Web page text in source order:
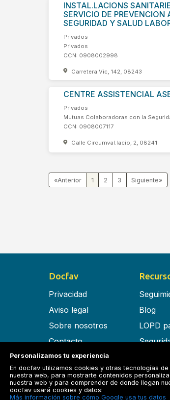
INSTAL.LACIONS
SERVICIO DE PREVENCION
SEGURIDAD Y SALUD
Privados
Privados
CCN: 0908002998
Carretera Vic, 142, 08243
CENTRE ASSISTENCIAL
Privados
Mutuas Colaboradoras con la
CCN: 0908007117
Calle Circumval.lacio, 2, 08241
« 1 2 3 »
Docfav
Privacidad
Aviso legal
Sobre nosotros
Contacto
Términos y condiciones
RGPD
Blog
LOPD
Personalizamos tu experiencia
En docfav utilizamos cookies y otras tecnologías
nuestra web, para mostrarte contenidos
nuestra web y para comprender de donde llegan
docfav usará cookies y datos:
Más información sobre cómo Google usa tus datos